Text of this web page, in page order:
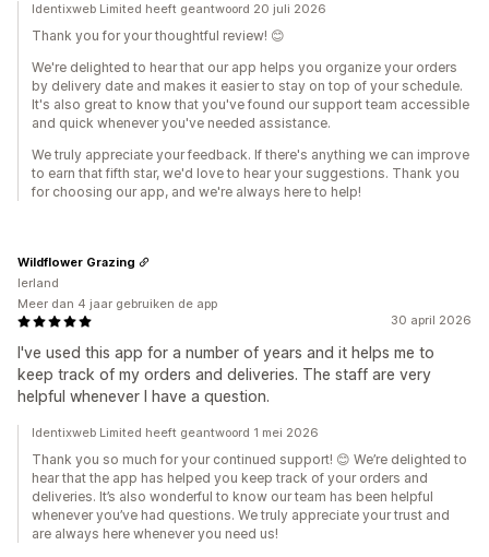
Identixweb Limited heeft geantwoord 20 juli 2026
Thank you for your thoughtful review! 😊
We're delighted to hear that our app helps you organize your orders
by delivery date and makes it easier to stay on top of your schedule.
It's also great to know that you've found our support team accessible
and quick whenever you've needed assistance.
We truly appreciate your feedback. If there's anything we can improve
to earn that fifth star, we'd love to hear your suggestions. Thank you
for choosing our app, and we're always here to help!
30 april 2026
I've used this app for a number of years and it helps me to
keep track of my orders and deliveries. The staff are very
helpful whenever I have a question.
Wildflower Grazing
Ierland
Meer dan 4 jaar gebruiken de app
Identixweb Limited heeft geantwoord 1 mei 2026
Thank you so much for your continued support! 😊 We’re delighted to
hear that the app has helped you keep track of your orders and
deliveries. It’s also wonderful to know our team has been helpful
whenever you’ve had questions. We truly appreciate your trust and
are always here whenever you need us!